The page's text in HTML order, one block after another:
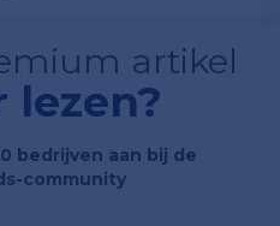
artikel
lezen?
bedrijven aan bij de
community